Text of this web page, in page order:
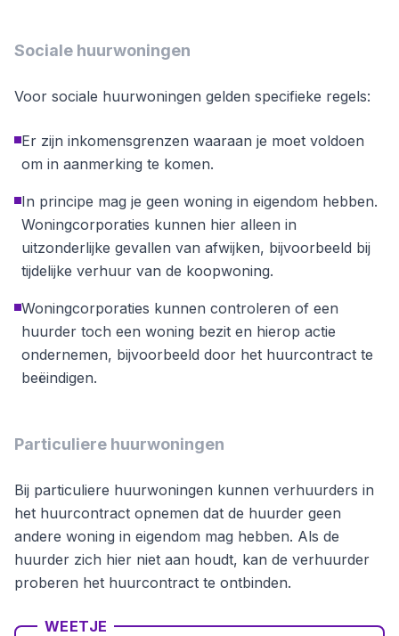
Sociale huurwoningen
Voor sociale huurwoningen gelden specifieke regels:
Er zijn inkomensgrenzen waaraan je moet voldoen
om in aanmerking te komen.
In principe mag je geen woning in eigendom hebben.
Woningcorporaties kunnen hier alleen in
uitzonderlijke gevallen van afwijken, bijvoorbeeld bij
tijdelijke verhuur van de koopwoning.
Woningcorporaties kunnen controleren of een
huurder toch een woning bezit en hierop actie
ondernemen, bijvoorbeeld door het huurcontract te
beëindigen.
Particuliere huurwoningen
Bij particuliere huurwoningen kunnen verhuurders in
het huurcontract opnemen dat de huurder geen
andere woning in eigendom mag hebben. Als de
huurder zich hier niet aan houdt, kan de verhuurder
proberen het huurcontract te ontbinden.
WEETJE